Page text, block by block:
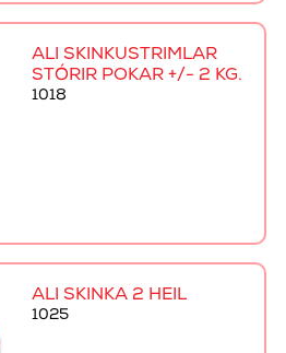
ALI SKINKUSTRIMLAR
STÓRIR POKAR +/- 2 KG.
1018
ALI SKINKA 2 HEIL
1025